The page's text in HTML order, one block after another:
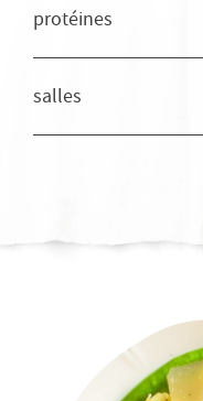
protéines
salles